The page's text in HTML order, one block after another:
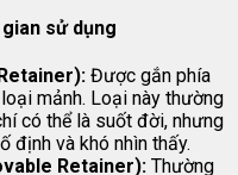
sử dụng
Được gắn phía
mảnh. Loại này thường
có thể là suốt đời, nhưng
định và khó nhìn thấy.
Retainer): Thường